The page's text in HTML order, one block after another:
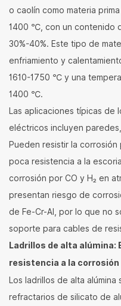
o caolín como materia
1400 ℃, con un contenido
30%-40%. Este tipo de
enfriamiento y
1610-1750 ℃ y una
1400 ℃.
Las aplicaciones típicas de
eléctricos incluyen
Pueden resistir la
poca resistencia a la
corrosión por CO y H₂ en
presentan riesgo de
de Fe-Cr-Al, por lo que no
soporte para cables de
Ladrillos de alta
resistencia a la corrosión
Los ladrillos de alta
refractarios de silicato de